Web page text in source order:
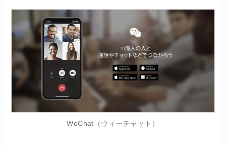
WeChat（ウィーチャット）